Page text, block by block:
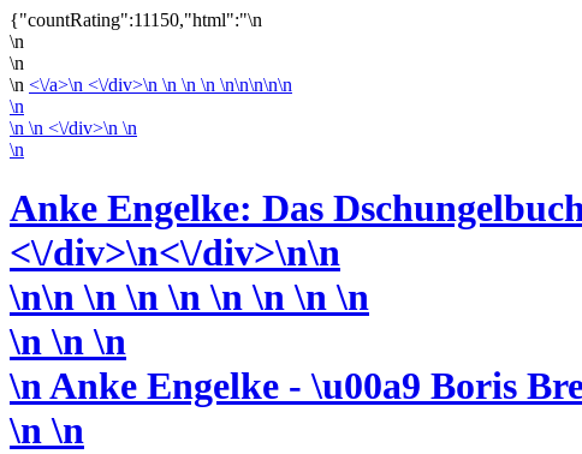
{"countRating":11150,"html":"\n
\n
\n
\n <\/a>\n <\/div>\n \n \n \n \n\n\n\n\n
\n
\n \n <\/div>\n \n
\n
Anke Engelke: Das
<\/div>\n<\/div>\n\n
\n\n \n \n \n \n \n \n \n
\n \n\n
\n Anke Engelke - \u00a9 Boris
\n \n